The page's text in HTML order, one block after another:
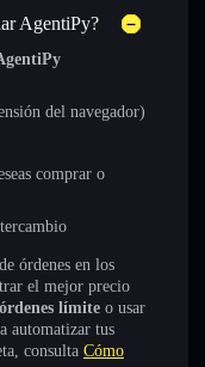
AgentiPy?
del navegador)
comprar o
órdenes en los
el mejor precio
órdenes límite o usar
automatizar tus
consulta Cómo